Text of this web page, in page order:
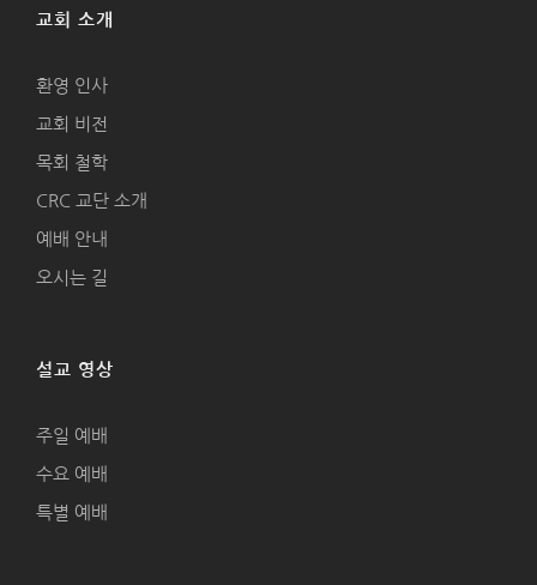
교회 소개
환영 인사
교회 비전
목회 철학
CRC 교단 소개
예배 안내
오시는 길
설교 영상
주일 예배
수요 예배
특별 예배